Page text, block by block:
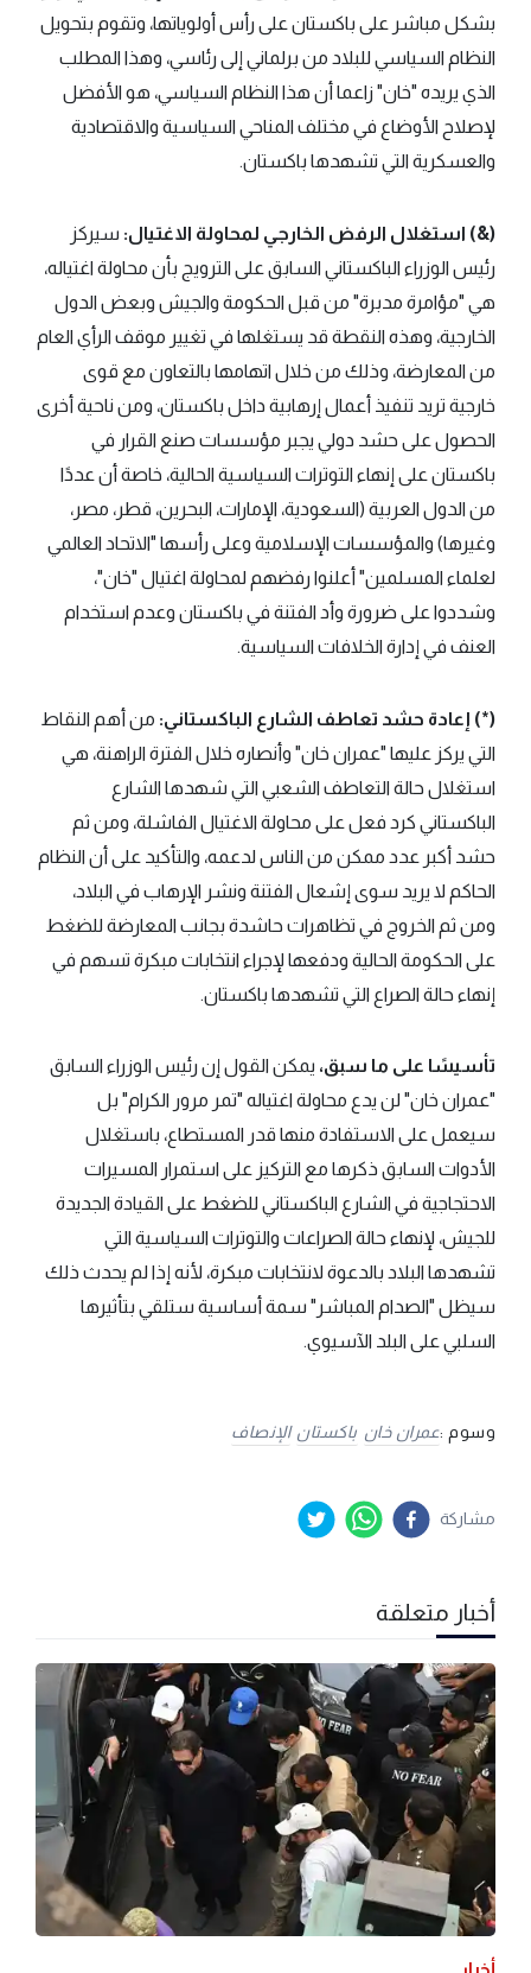
بشكل مباشر على باكستان على رأس أولوياتها، وتقوم بتحويل
النظام السياسي للبلاد من برلماني إلى رئاسي، وهذا المطلب
الذي يريده "خان" زاعما أن هذا النظام السياسي، هو الأفضل
لإصلاح الأوضاع في مختلف المناحي السياسية والاقتصادية
والعسكرية التي تشهدها باكستان.
(&) استغلال الرفض الخارجي لمحاولة الاغتيال: سيركز
رئيس الوزراء الباكستاني السابق على الترويج بأن محاولة اغتياله،
هي "مؤامرة مدبرة" من قبل الحكومة والجيش وبعض الدول
الخارجية، وهذه النقطة قد يستغلها في تغيير موقف الرأي العام
من المعارضة، وذلك من خلال اتهامها بالتعاون مع قوى
خارجية تريد تنفيذ أعمال إرهابية داخل باكستان، ومن ناحية أخرى
الحصول على حشد دولي يجبر مؤسسات صنع القرار في
باكستان على إنهاء التوترات السياسية الحالية، خاصة أن عددًا
من الدول العربية (السعودية، الإمارات، البحرين، قطر، مصر،
وغيرها) والمؤسسات الإسلامية وعلى رأسها "الاتحاد العالمي
لعلماء المسلمين" أعلنوا رفضهم لمحاولة اغتيال "خان"،
وشددوا على ضرورة وأد الفتنة في باكستان وعدم استخدام
العنف في إدارة الخلافات السياسية.
(*) إعادة حشد تعاطف الشارع الباكستاني: من أهم النقاط
التي يركز عليها "عمران خان" وأنصاره خلال الفترة الراهنة، هي
استغلال حالة التعاطف الشعبي التي شهدها الشارع
الباكستاني كرد فعل على محاولة الاغتيال الفاشلة، ومن ثم
حشد أكبر عدد ممكن من الناس لدعمه، والتأكيد على أن النظام
الحاكم لا يريد سوى إشعال الفتنة ونشر الإرهاب في البلاد،
ومن ثم الخروج في تظاهرات حاشدة بجانب المعارضة للضغط
على الحكومة الحالية ودفعها لإجراء انتخابات مبكرة تسهم في
إنهاء حالة الصراع التي تشهدها باكستان.
تأسيسًا على ما سبق، يمكن القول إن رئيس الوزراء السابق
"عمران خان" لن يدع محاولة اغتياله "تمر مرور الكرام" بل
سيعمل على الاستفادة منها قدر المستطاع، باستغلال
الأدوات السابق ذكرها مع التركيز على استمرار المسيرات
الاحتجاجية في الشارع الباكستاني للضغط على القيادة الجديدة
للجيش، لإنهاء حالة الصراعات والتوترات السياسية التي
تشهدها البلاد بالدعوة لانتخابات مبكرة، لأنه إذا لم يحدث ذلك
سيظل "الصدام المباشر" سمة أساسية ستلقي بتأثيرها
السلبي على البلد الآسيوي.
وسوم :عمران خان باكستان الإنصاف
مشاركة
أخبار متعلقة